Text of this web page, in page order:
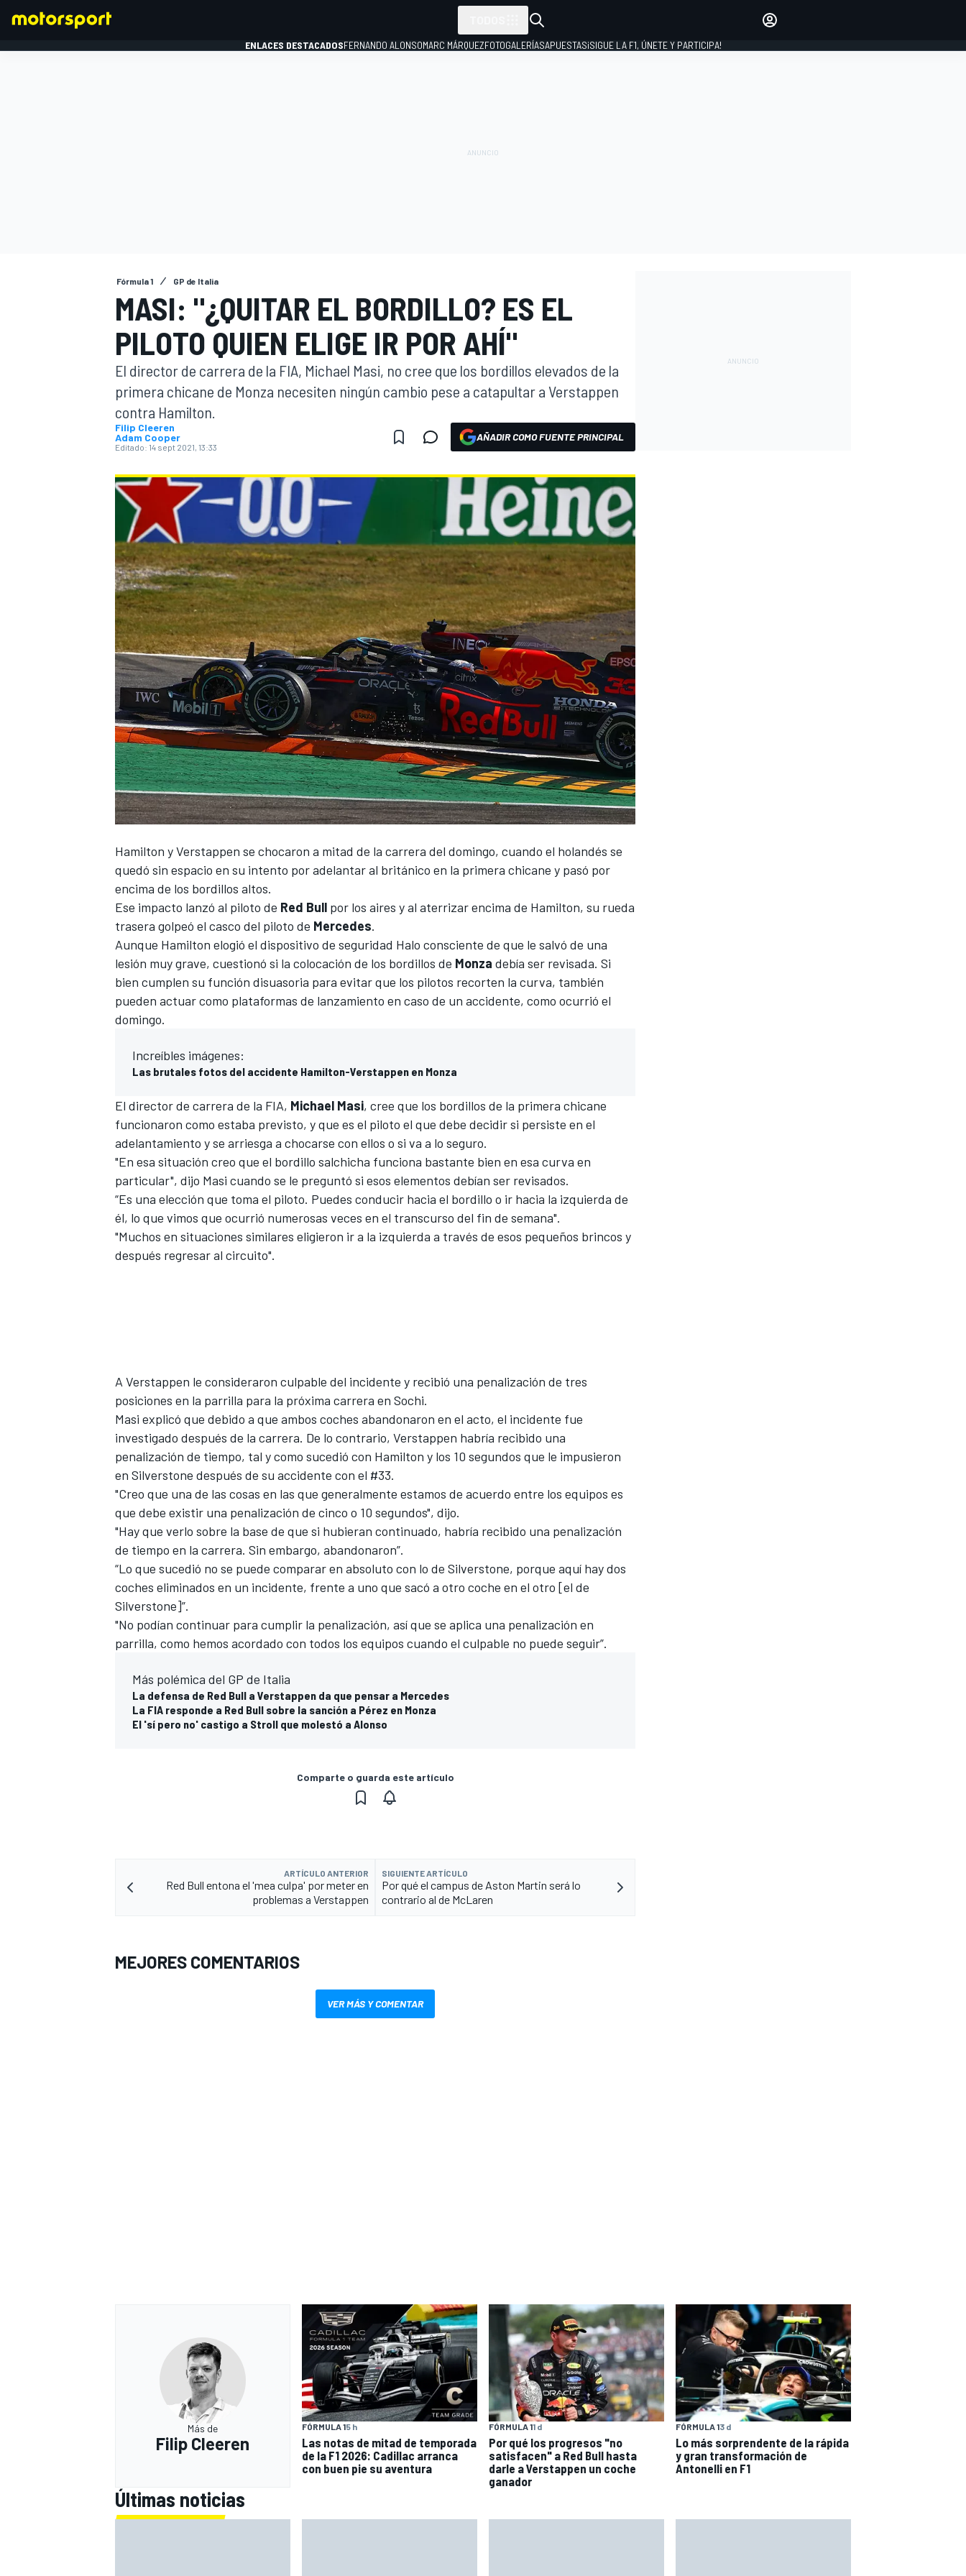
WEC FÓRMULA E
MÁS CATEGORÍAS
ENLACES DESTACADOSFERNANDO ALONSOMARC MÁRQUEZFOTOGALERÍASAPUESTAS¡SIGUE LA F1, ÚNETE Y PARTICIPA!
Fórmula 1 GP de Italia
MASI: "¿QUITAR EL BORDILLO? ES EL
PILOTO QUIEN ELIGE IR POR AHÍ"
El director de carrera de la FIA, Michael Masi, no cree que los bordillos elevados de la
primera chicane de Monza necesiten ningún cambio pese a catapultar a Verstappen
contra Hamilton.
Filip Cleeren
Adam Cooper
Editado: 14 sept 2021, 13:33
AÑADIR COMO FUENTE PRINCIPAL
Hamilton y Verstappen se chocaron a mitad de la carrera del domingo, cuando el holandés se
quedó sin espacio en su intento por adelantar al británico en la primera chicane y pasó por
encima de los bordillos altos.
Ese impacto lanzó al piloto de Red Bull por los aires y al aterrizar encima de Hamilton, su rueda
trasera golpeó el casco del piloto de Mercedes.
Aunque Hamilton elogió el dispositivo de seguridad Halo consciente de que le salvó de una
lesión muy grave, cuestionó si la colocación de los bordillos de Monza debía ser revisada. Si
bien cumplen su función disuasoria para evitar que los pilotos recorten la curva, también
pueden actuar como plataformas de lanzamiento en caso de un accidente, como ocurrió el
domingo.
Increíbles imágenes:
Las brutales fotos del accidente Hamilton-Verstappen en Monza
El director de carrera de la FIA, Michael Masi, cree que los bordillos de la primera chicane
funcionaron como estaba previsto, y que es el piloto el que debe decidir si persiste en el
adelantamiento y se arriesga a chocarse con ellos o si va a lo seguro.
"En esa situación creo que el bordillo salchicha funciona bastante bien en esa curva en
particular", dijo Masi cuando se le preguntó si esos elementos debían ser revisados.
“Es una elección que toma el piloto. Puedes conducir hacia el bordillo o ir hacia la izquierda de
él, lo que vimos que ocurrió numerosas veces en el transcurso del fin de semana".
"Muchos en situaciones similares eligieron ir a la izquierda a través de esos pequeños brincos y
después regresar al circuito".
A Verstappen le consideraron culpable del incidente y recibió una penalización de tres
posiciones en la parrilla para la próxima carrera en Sochi.
Masi explicó que debido a que ambos coches abandonaron en el acto, el incidente fue
investigado después de la carrera. De lo contrario, Verstappen habría recibido una
penalización de tiempo, tal y como sucedió con Hamilton y los 10 segundos que le impusieron
en Silverstone después de su accidente con el #33.
"Creo que una de las cosas en las que generalmente estamos de acuerdo entre los equipos es
que debe existir una penalización de cinco o 10 segundos", dijo.
"Hay que verlo sobre la base de que si hubieran continuado, habría recibido una penalización
de tiempo en la carrera. Sin embargo, abandonaron”.
“Lo que sucedió no se puede comparar en absoluto con lo de Silverstone, porque aquí hay dos
coches eliminados en un incidente, frente a uno que sacó a otro coche en el otro [el de
Silverstone]”.
"No podían continuar para cumplir la penalización, así que se aplica una penalización en
parrilla, como hemos acordado con todos los equipos cuando el culpable no puede seguir”.
Más polémica del GP de Italia
La defensa de Red Bull a Verstappen da que pensar a Mercedes
La FIA responde a Red Bull sobre la sanción a Pérez en Monza
El 'sí pero no' castigo a Stroll que molestó a Alonso
Comparte o guarda este artículo
ARTÍCULO ANTERIOR
Red Bull entona el 'mea culpa' por meter en
problemas a Verstappen
SIGUIENTE ARTÍCULO
Por qué el campus de Aston Martin será lo
contrario al de McLaren
MEJORES COMENTARIOS
VER MÁS Y COMENTAR
Más de
Filip Cleeren
FÓRMULA 15 h
Las notas de mitad de temporada
de la F1 2026: Cadillac arranca
con buen pie su aventura
FÓRMULA 11 d
Por qué los progresos "no
satisfacen" a Red Bull hasta
darle a Verstappen un coche
ganador
FÓRMULA 13 d
Lo más sorprendente de la rápida
y gran transformación de
Antonelli en F1
Últimas noticias